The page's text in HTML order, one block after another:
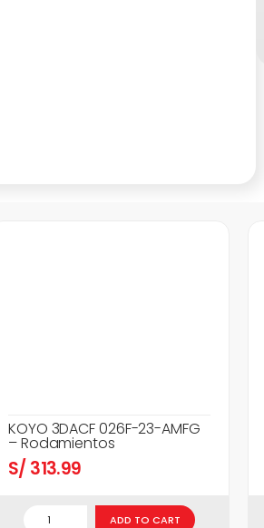
KOYO 3DACF 026F-23-AMFG
– Rodamientos
S/ 313.99
ADD TO CART